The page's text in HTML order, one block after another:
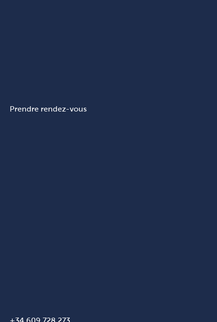
Prendre rendez-vous